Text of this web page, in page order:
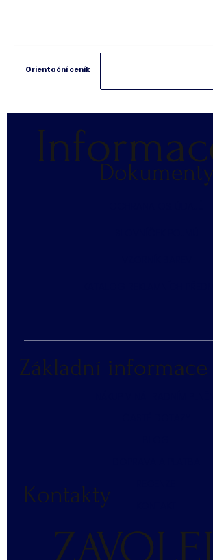
Orientační ceník
Kontakty
Dokumenty
Základní informace